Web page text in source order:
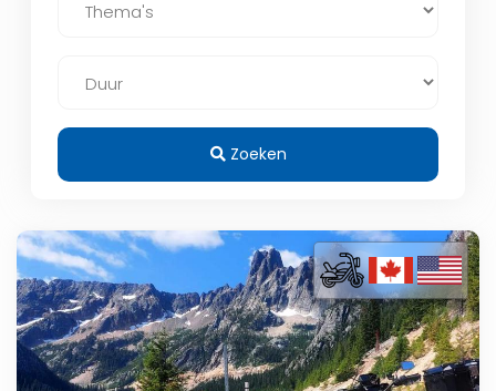
Zoeken